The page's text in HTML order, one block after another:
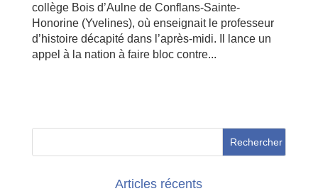
collège Bois d’Aulne de Conflans-Sainte-
Honorine (Yvelines), où enseignait le professeur
d’histoire décapité dans l’après-midi. Il lance un
appel à la nation à faire bloc contre...
Articles récents